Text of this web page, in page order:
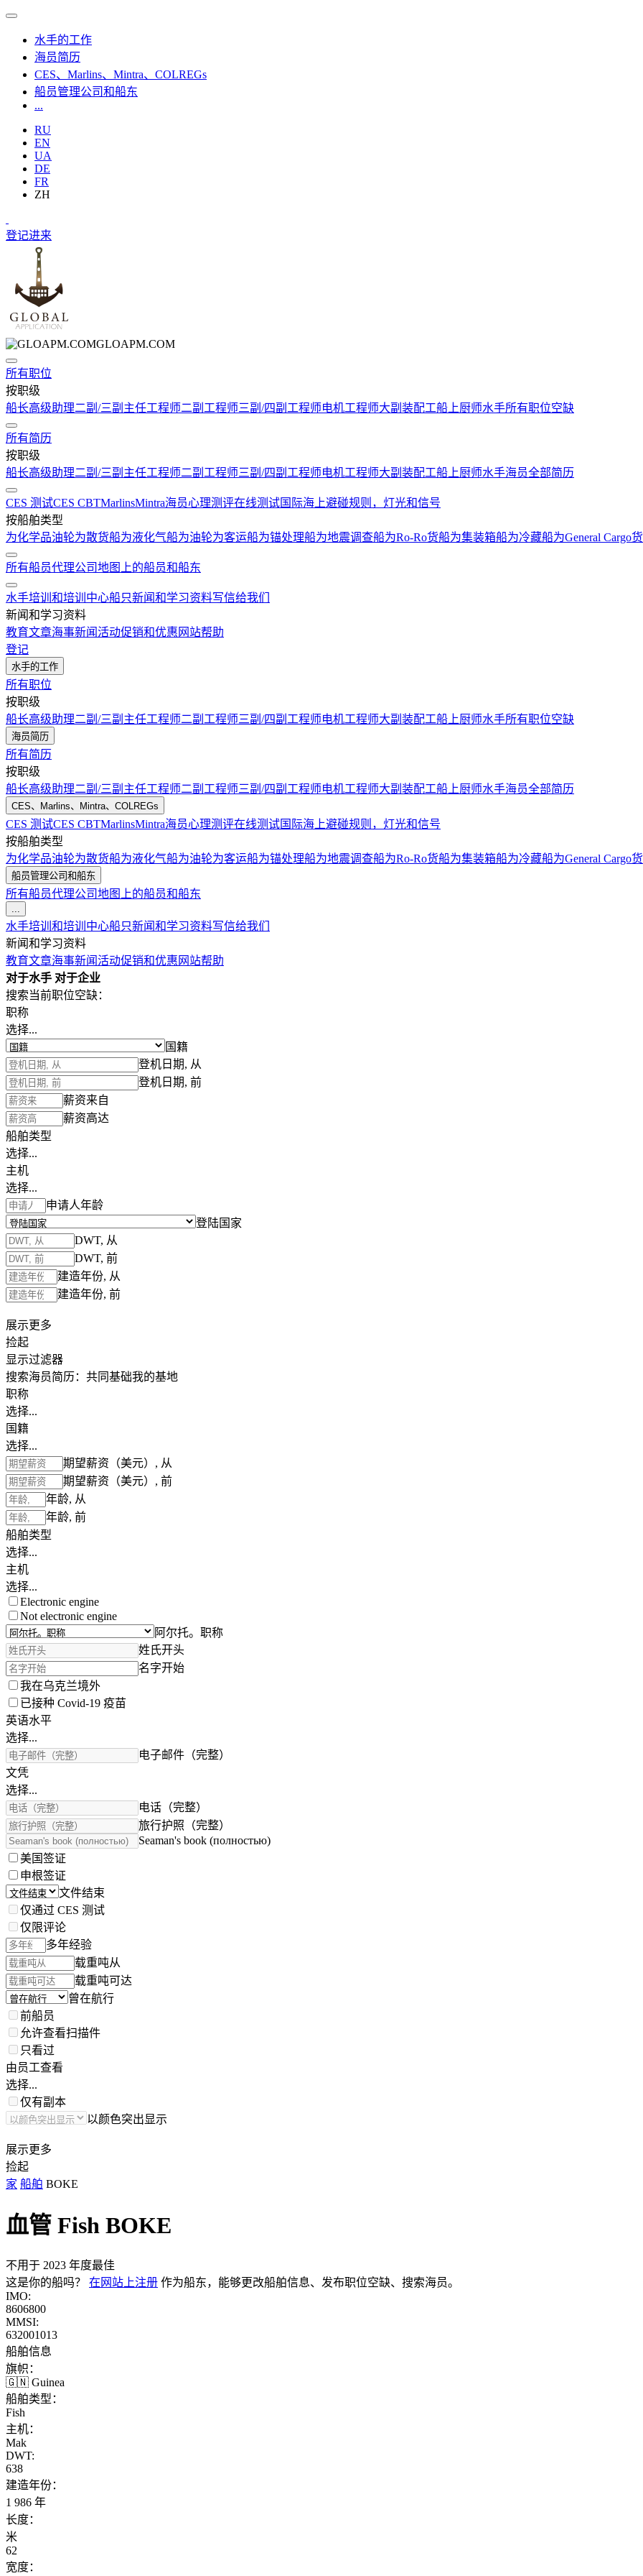
水手的工作
海员简历
CES、Marlins、Mintra、COLREGs
船员管理公司和船东
...
RU
EN
UA
DE
FR
ZH
登记进来
GLOAPM.COM
所有职位
按职级
船长高级助理二副/三副 主任工程师二副工程师三副/四副工程师电机工程师大副 装配工船上厨师水手所有职位空缺
所有简历
按职级
船长高级助理二副/三副 主任工程师二副工程师三副/四副工程师电机工程师大副 装配工船上厨师水手海员全部简历
CES 测试CES CBTMarlinsMintra海员心理测评在线测试国际海上避碰规则，灯光和信号
按船舶类型
为化学品油轮为散货船为液化气船为油轮为客运船为锚处理船为地震调查船为Ro-Ro货船为集装箱船为冷藏船为General Cargo
所有船员代理公司地图上的船员和船东
水手培训和培训中心船只新闻和学习资料写信给我们
新闻和学习资料
教育文章海事新闻活动促销和优惠 网站帮助
登记
水手的工作
所有职位
按职级
船长高级助理二副/三副 主任工程师二副工程师三副/四副工程师电机工程师大副 装配工船上厨师水手所有职位空缺
海员简历
所有简历
按职级
船长高级助理二副/三副 主任工程师二副工程师三副/四副工程师电机工程师大副 装配工船上厨师水手海员全部简历
CES、Marlins、Mintra、COLREGs
CES 测试CES CBTMarlinsMintra海员心理测评在线测试国际海上避碰规则，灯光和信号
按船舶类型
为化学品油轮为散货船为液化气船为油轮为客运船为锚处理船为地震调查船为Ro-Ro货船为集装箱船为冷藏船为General Cargo
船员管理公司和船东
所有船员代理公司地图上的船员和船东
...
水手培训和培训中心船只新闻和学习资料写信给我们
新闻和学习资料
教育文章海事新闻活动促销和优惠 网站帮助
对于水手 对于企业
搜索当前职位空缺：
职称
选择...
国籍
登机日期, 从
登机日期, 前
薪资来自
薪资高达
船舶类型
选择...
主机
选择...
申请人年龄
登陆国家
DWT, 从
DWT, 前
建造年份, 从
建造年份, 前
展示更多
捡起
显示过滤器
搜索海员简历： 共同基础我的基地
职称
选择...
国籍
选择...
期望薪资（美元）, 从
期望薪资（美元）, 前
年龄, 从
年龄, 前
船舶类型
选择...
主机
选择...
Electronic engine
Not electronic engine
阿尔托。职称
姓氏开头
名字开始
我在乌克兰境外
已接种 Covid-19 疫苗
英语水平
选择...
电子邮件（完整）
文凭
选择...
电话（完整）
旅行护照（完整）
Seaman's book (полностью)
美国签证
申根签证
文件结束
仅通过 CES 测试
仅限评论
多年经验
载重吨从
载重吨可达
曾在航行
前船员
允许查看扫描件
只看过
由员工查看
选择...
仅有副本
以颜色突出显示
展示更多
捡起
家 船舶 BOKE
血管 Fish BOKE
不用于 2023 年度最佳
这是你的船吗？ 在网站上注册 作为船东，能够更改船舶信息、发布职位空缺、搜索海员。
IMO:
8606800
MMSI:
632001013
船舶信息
旗帜：
🇬🇳 Guinea
船舶类型：
Fish
主机：
Mak
DWT:
638
建造年份：
1 986 年
长度：
米
62
宽度：